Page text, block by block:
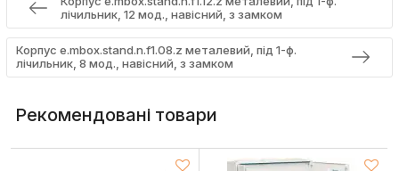
лічильник, 12 мод., навісний, з замком
Корпус e.mbox.stand.n.f1.08.z металевий, під 1-ф.
лічильник, 8 мод., навісний, з замком
Рекомендовані товари